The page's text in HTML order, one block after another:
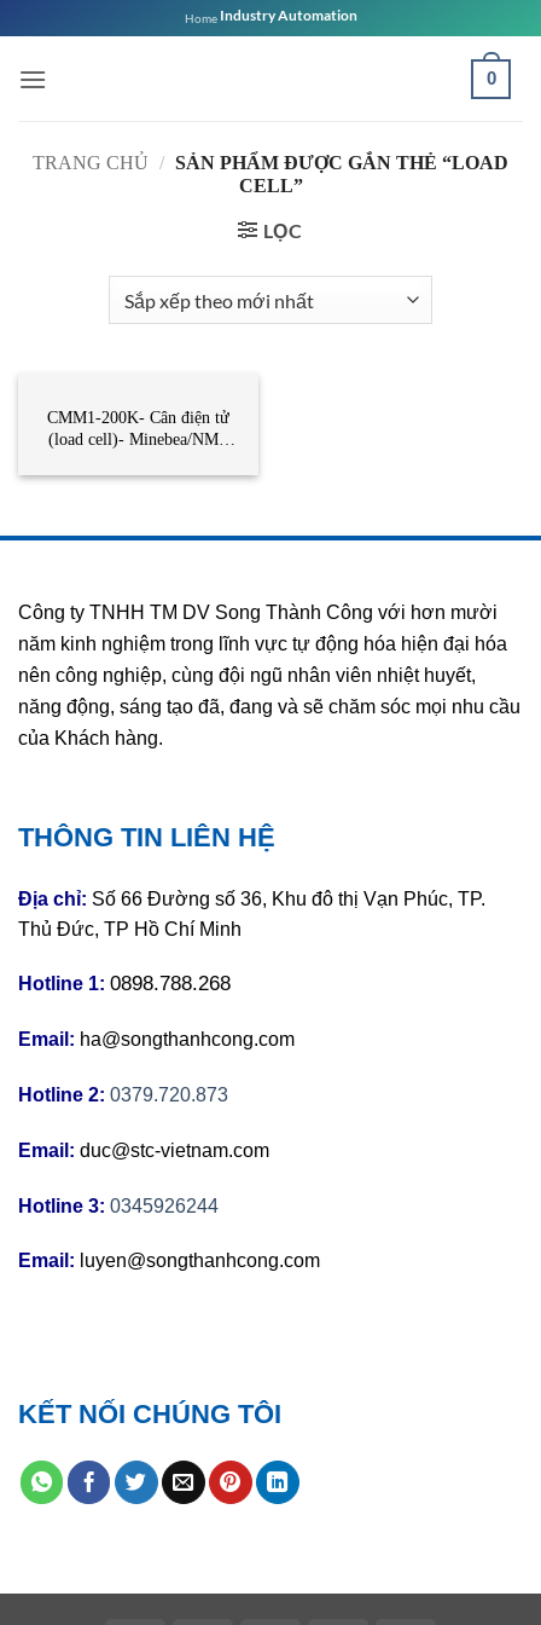
qua
nội
Home Industry Automation
0
TRANG CHỦ / SẢN PHẨM ĐƯỢC GẮN THẺ “LOAD
CELL”
LỌC
CMM1-200K- Cân điện tử
(load cell)- Minebea/NMB
Việt Nam
Công ty TNHH TM DV Song Thành Công với hơn mười
năm kinh nghiệm trong lĩnh vực tự động hóa hiện đại hóa
nên công nghiệp, cùng đội ngũ nhân viên nhiệt huyết,
năng động, sáng tạo đã, đang và sẽ chăm sóc mọi nhu cầu
của Khách hàng.
THÔNG TIN LIÊN HỆ
Địa chỉ: Số 66 Đường số 36, Khu đô thị Vạn Phúc, TP.
Thủ Đức, TP Hồ Chí Minh
Hotline 1: 0898.788.268
Email: ha@songthanhcong.com
Hotline 2: 0379.720.873
Email: duc@stc-vietnam.com
Hotline 3: 0345926244
Email: luyen@songthanhcong.com
KẾT NỐI CHÚNG TÔI